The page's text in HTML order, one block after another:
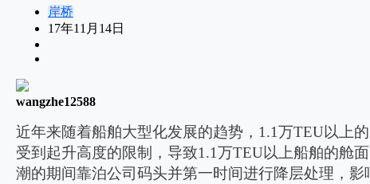
岸桥
17年11月14日
wangzhe12588
近年来随着船舶大型化发展的趋势， 1.1万TEU以上
受到起升高度的限制，导致1.1万TEU以上船舶的舱面
潮的期间靠泊公司码头并第一时间进行降层处理，